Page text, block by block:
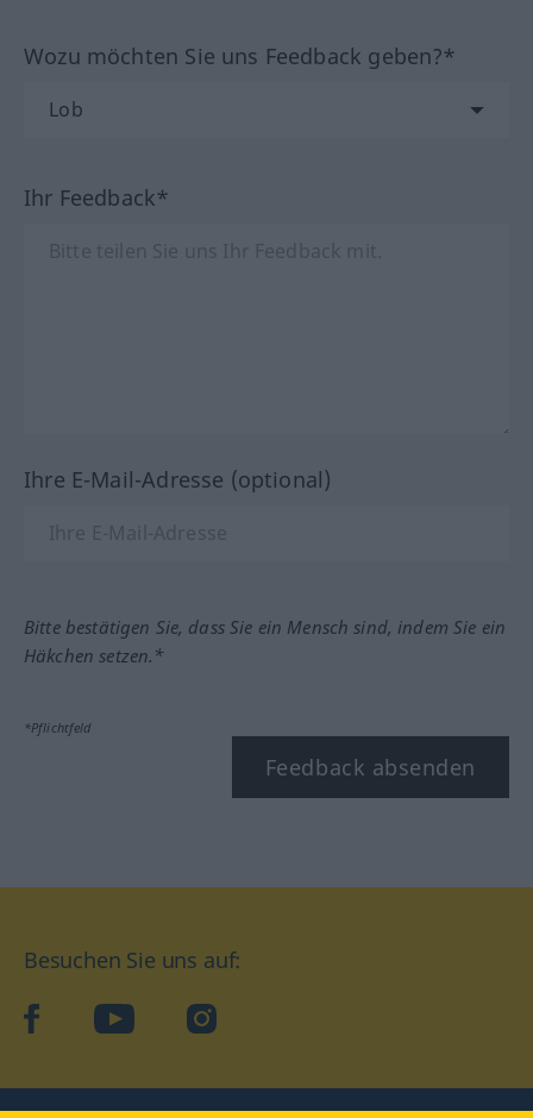
Wozu möchten Sie uns Feedback geben?*
Ihr Feedback*
Ihre E-Mail-Adresse (optional)
Bitte bestätigen Sie, dass Sie ein Mensch sind, indem Sie ein
Häkchen setzen.*
*Pflichtfeld
Feedback absenden
Besuchen Sie uns auf:
facebookYouTube Instagram